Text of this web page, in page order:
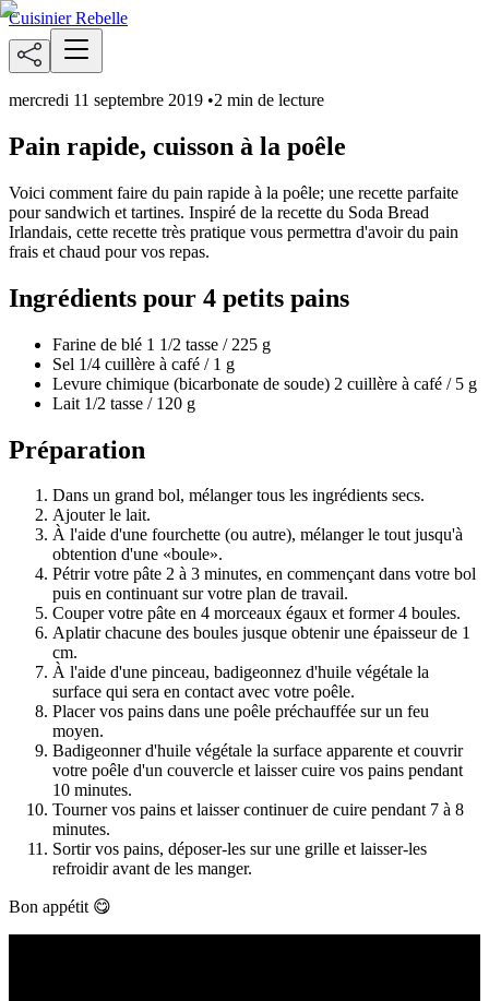
Cuisinier Rebelle
mercredi 11 septembre 2019 •2 min de lecture
Pain rapide, cuisson à la poêle
Voici comment faire du pain rapide à la poêle; une recette parfaite
pour sandwich et tartines. Inspiré de la recette du Soda Bread
Irlandais, cette recette très pratique vous permettra d'avoir du pain
frais et chaud pour vos repas.
Ingrédients pour 4 petits pains
Farine de blé 1 1/2 tasse / 225 g
Sel 1/4 cuillère à café / 1 g
Levure chimique (bicarbonate de soude) 2 cuillère à café / 5 g
Lait 1/2 tasse / 120 g
Préparation
Dans un grand bol, mélanger tous les ingrédients secs.
Ajouter le lait.
À l'aide d'une fourchette (ou autre), mélanger le tout jusqu'à
obtention d'une «boule».
Pétrir votre pâte 2 à 3 minutes, en commençant dans votre bol
puis en continuant sur votre plan de travail.
Couper votre pâte en 4 morceaux égaux et former 4 boules.
Aplatir chacune des boules jusque obtenir une épaisseur de 1
cm.
À l'aide d'une pinceau, badigeonnez d'huile végétale la
surface qui sera en contact avec votre poêle.
Placer vos pains dans une poêle préchauffée sur un feu
moyen.
Badigeonner d'huile végétale la surface apparente et couvrir
votre poêle d'un couvercle et laisser cuire vos pains pendant
10 minutes.
Tourner vos pains et laisser continuer de cuire pendant 7 à 8
minutes.
Sortir vos pains, déposer-les sur une grille et laisser-les
refroidir avant de les manger.
Bon appétit 😋